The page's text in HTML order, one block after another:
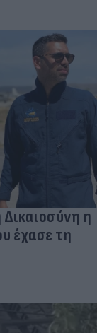
η
έχασε τη